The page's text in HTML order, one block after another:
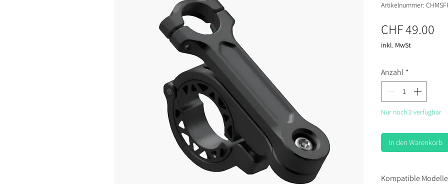
Artikelnummer:
CHF 49.00
inkl. MwSt
Anzahl *
Nur noch 2 verfügbar
In den Warenkorb
Kompatible Modelle